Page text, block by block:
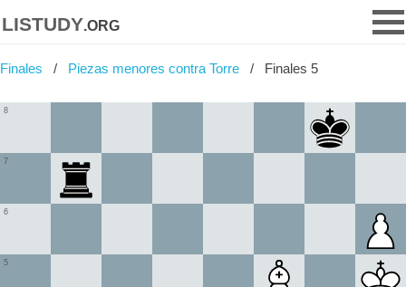
listudy.org
Finales Piezas menores contra Torre Finales 5
5
6
7
8